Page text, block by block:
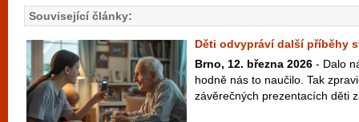
Související články:
Děti odvypráví další příběhy
Brno, 12. března 2026 - Dalo
hodně nás to naučilo. Tak
závěrečných prezentacích děti